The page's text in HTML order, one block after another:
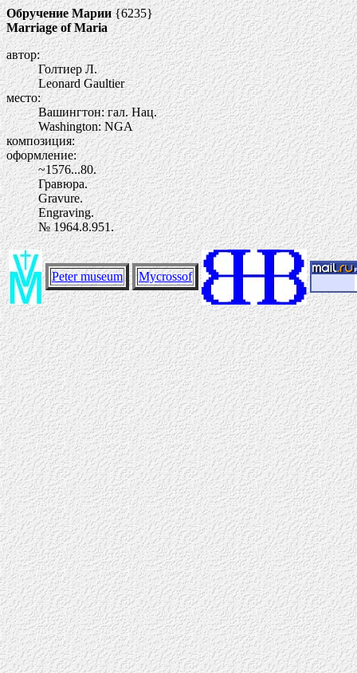
Обручение Марии{6235}
Marriage of Maria
автор:
Голтиер Л.
Leonard Gaultier
место:
Вашингтон: гал. Нац.
Washington: NGA
композиция:
оформление:
~1576...80.
Гравюра.
Gravure.
Engraving.
№ 1964.8.951.
Peter museum Mycrossof